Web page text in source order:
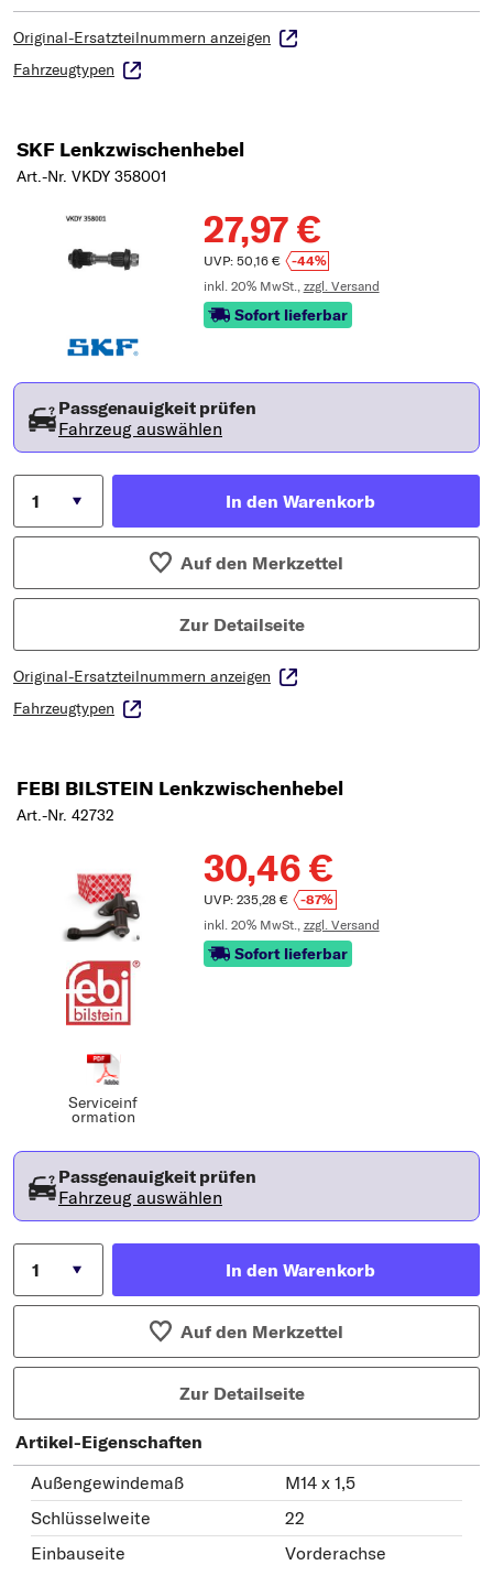
Original-Ersatzteilnummern anzeigen
Fahrzeugtypen
SKF Lenkzwischenhebel
Art.-Nr. VKDY 358001
27,97 €
UVP: 50,16 €
-44%
inkl. 20% MwSt., zzgl. Versand
Sofort lieferbar
Passgenauigkeit prüfen
Fahrzeug auswählen
In den Warenkorb
Auf den Merkzettel
Zur Detailseite
Original-Ersatzteilnummern anzeigen
Fahrzeugtypen
FEBI BILSTEIN Lenkzwischenhebel
Art.-Nr. 42732
Serviceinf
ormation
30,46 €
UVP: 235,28 €
-87%
inkl. 20% MwSt., zzgl. Versand
Sofort lieferbar
Passgenauigkeit prüfen
Fahrzeug auswählen
In den Warenkorb
Auf den Merkzettel
Zur Detailseite
Artikel-Eigenschaften
Außengewindemaß
M14 x 1,5
Schlüsselweite
22
Einbauseite
Vorderachse